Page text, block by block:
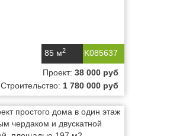
K085637
85 м2
Проект: 38 000 руб
Строительство: 1 780 000 руб